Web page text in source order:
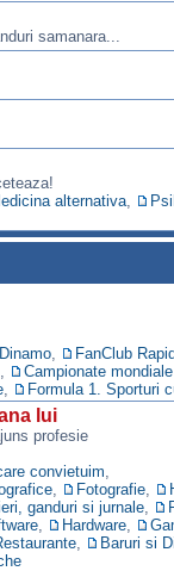
samanara...
alternativa
FanClub
Campionate
Formula 1. Sporturi
lui
profesie
convietuim
Fotografie
ganduri si jurnale
Hardware
Baruri si